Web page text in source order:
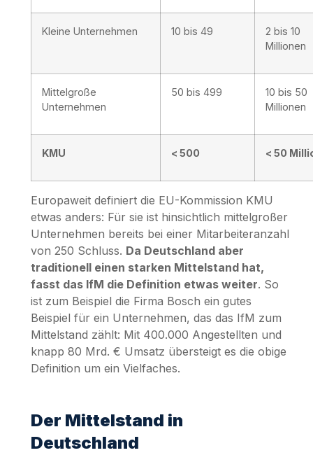
Kleine Unternehmen 10 bis 49
2 bis 10
Millionen
Mittelgroße
Unternehmen
50 bis 499
10 bis 50
Millionen
KMU < 500 < 50
Europaweit definiert die EU-Kommission KMU
etwas anders: Für sie ist hinsichtlich mittelgroßer
Unternehmen bereits bei einer Mitarbeiteranzahl
von 250 Schluss. Da Deutschland aber
traditionell einen starken Mittelstand hat,
fasst das IfM die Definition etwas weiter. So
ist zum Beispiel die Firma Bosch ein gutes
Beispiel für ein Unternehmen, das das IfM zum
Mittelstand zählt: Mit 400.000 Angestellten und
knapp 80 Mrd. € Umsatz übersteigt es die obige
Definition um ein Vielfaches.
Der Mittelstand in
Deutschland